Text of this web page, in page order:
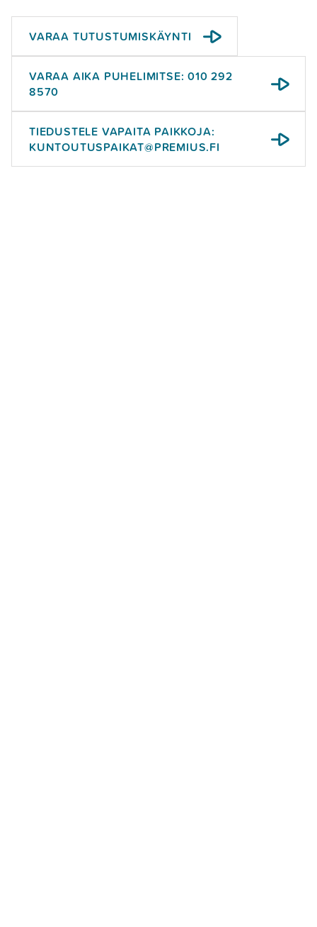
VARAA TUTUSTUMISKÄYNTI
VARAA AIKA PUHELIMITSE: 010 292
8570
TIEDUSTELE VAPAITA PAIKKOJA:
KUNTOUTUSPAIKAT@PREMIUS.FI